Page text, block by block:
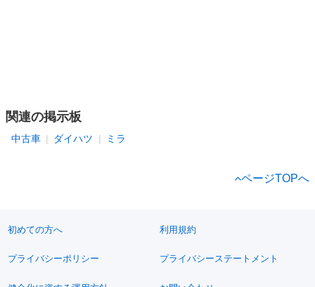
関連の掲示板
中古車 ダイハツ ミラ
ページTOPへ
初めての方へ 利用規約
プライバシーポリシー プライバシーステートメント